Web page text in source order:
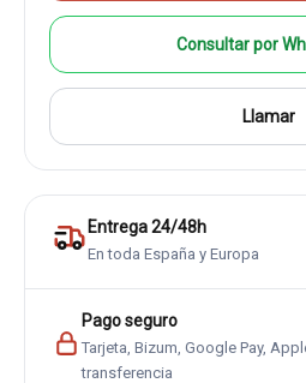
Consultar por
Llamar
Entrega 24/48h
En toda España y Europa
Pago seguro
Tarjeta, Bizum, Google Pay,
transferencia